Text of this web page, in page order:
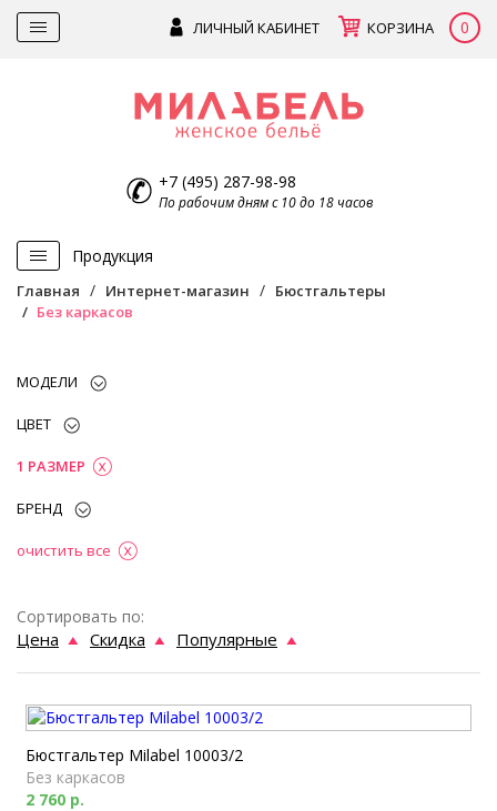
ЛИЧНЫЙ КАБИНЕТ КОРЗИНА 0
+7 (495) 287-98-98
По рабочим дням с 10 до 18 часов
Продукция
Главная Интернет-магазин
Бюстгальтеры
Без каркасов
МОДЕЛИ
ЦВЕТ
1 РАЗМЕР
БРЕНД
очистить все
Сортировать по:
Цена Скидка Популярные
Бюстгальтер Milabel 10003/2
Без каркасов
2 760 р.